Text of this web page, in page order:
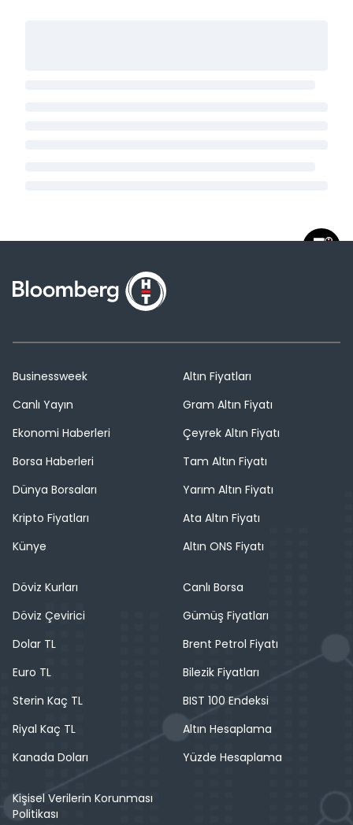
Businessweek
Canlı Yayın
Ekonomi Haberleri
Borsa Haberleri
Dünya Borsaları
Kripto Fiyatları
Künye
Altın Fiyatları
Gram Altın Fiyatı
Çeyrek Altın Fiyatı
Tam Altın Fiyatı
Yarım Altın Fiyatı
Ata Altın Fiyatı
Altın ONS Fiyatı
Döviz Kurları
Döviz Çevirici
Dolar TL
Euro TL
Sterin Kaç TL
Riyal Kaç TL
Kanada Doları
Canlı Borsa
Gümüş Fiyatları
Brent Petrol Fiyatı
Bilezik Fiyatları
BIST 100 Endeksi
Altın Hesaplama
Yüzde Hesaplama
Kişisel Verilerin Korunması
Politikası